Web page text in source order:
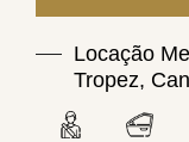
Locação
Tropez,